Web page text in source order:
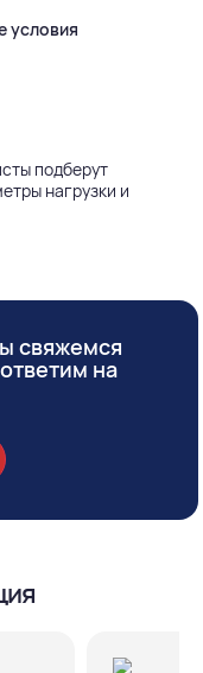
условия
подберут
нагрузки и
свяжемся
на